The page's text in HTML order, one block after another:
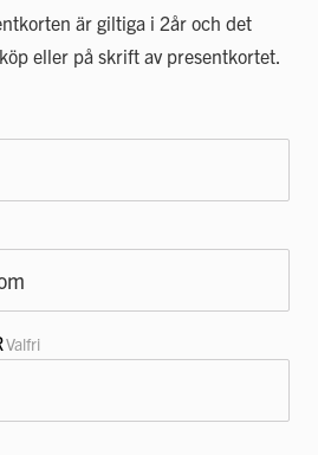
är giltiga i 2år och det
eller på skrift av presentkortet.
Valfri